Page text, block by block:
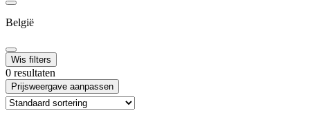
België
Wis filters
0 resultaten
Prijsweergave aanpassen